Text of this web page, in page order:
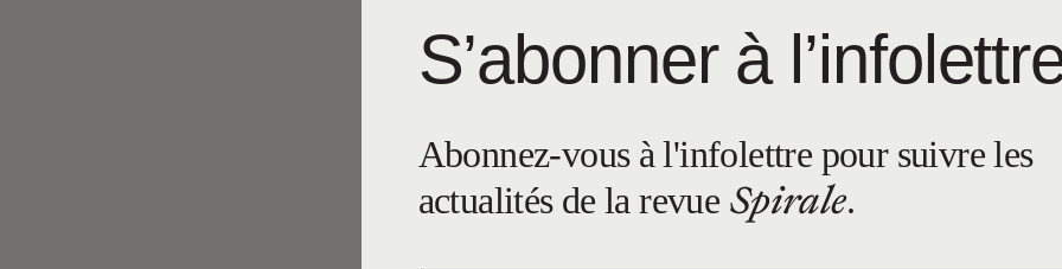
pour en
vie ordinaire,
intime. Il y
de rédaction de
dossier. Le
S’abonner à
Abonnez-vous à l'infolettre pour suivre les
actualités de la revue Spirale.